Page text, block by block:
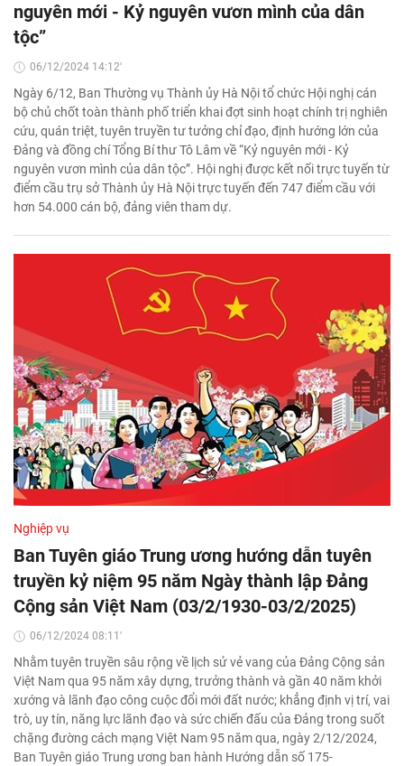
nguyên mới - Kỷ nguyên vươn mình của dân
tộc”
06/12/2024 14:12'
Ngày 6/12, Ban Thường vụ Thành ủy Hà Nội tổ chức Hội nghị cán
bộ chủ chốt toàn thành phố triển khai đợt sinh hoạt chính trị nghiên
cứu, quán triệt, tuyên truyền tư tưởng chỉ đạo, định hướng lớn của
Đảng và đồng chí Tổng Bí thư Tô Lâm về “Kỷ nguyên mới - Kỷ
nguyên vươn mình của dân tộc”. Hội nghị được kết nối trực tuyến từ
điểm cầu trụ sở Thành ủy Hà Nội trực tuyến đến 747 điểm cầu với
hơn 54.000 cán bộ, đảng viên tham dự.
Nghiệp vụ
Ban Tuyên giáo Trung ương hướng dẫn tuyên
truyền kỷ niệm 95 năm Ngày thành lập Đảng
Cộng sản Việt Nam (03/2/1930-03/2/2025)
06/12/2024 08:11'
Nhằm tuyên truyền sâu rộng về lịch sử vẻ vang của Đảng Cộng sản
Việt Nam qua 95 năm xây dựng, trưởng thành và gần 40 năm khởi
xướng và lãnh đạo công cuộc đổi mới đất nước; khẳng định vị trí, vai
trò, uy tín, năng lực lãnh đạo và sức chiến đấu của Đảng trong suốt
chặng đường cách mạng Việt Nam 95 năm qua, ngày 2/12/2024,
Ban Tuyên giáo Trung ương ban hành Hướng dẫn số 175-